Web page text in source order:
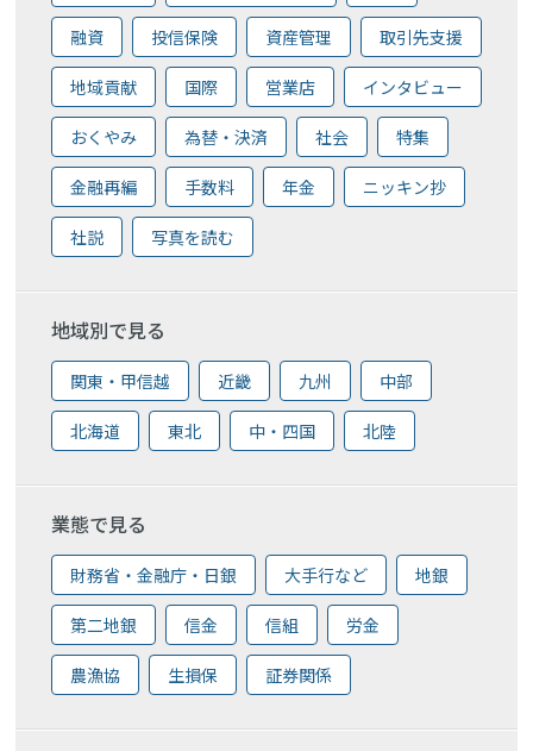
融資 投信保険 資産管理 取引先支援
地域貢献 国際 営業店 インタビュー
おくやみ 為替・決済 社会 特集
金融再編 手数料 年金 ニッキン抄
社説 写真を読む
地域別で見る
関東・甲信越 近畿 九州 中部
北海道 東北 中・四国 北陸
業態で見る
財務省・金融庁・日銀 大手行など 地銀
第二地銀 信金 信組 労金
農漁協 生損保 証券関係